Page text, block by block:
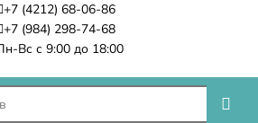
+7 (4212) 68-06-86
+7 (984) 298-74-68
Вс с 9:00 до 18:00